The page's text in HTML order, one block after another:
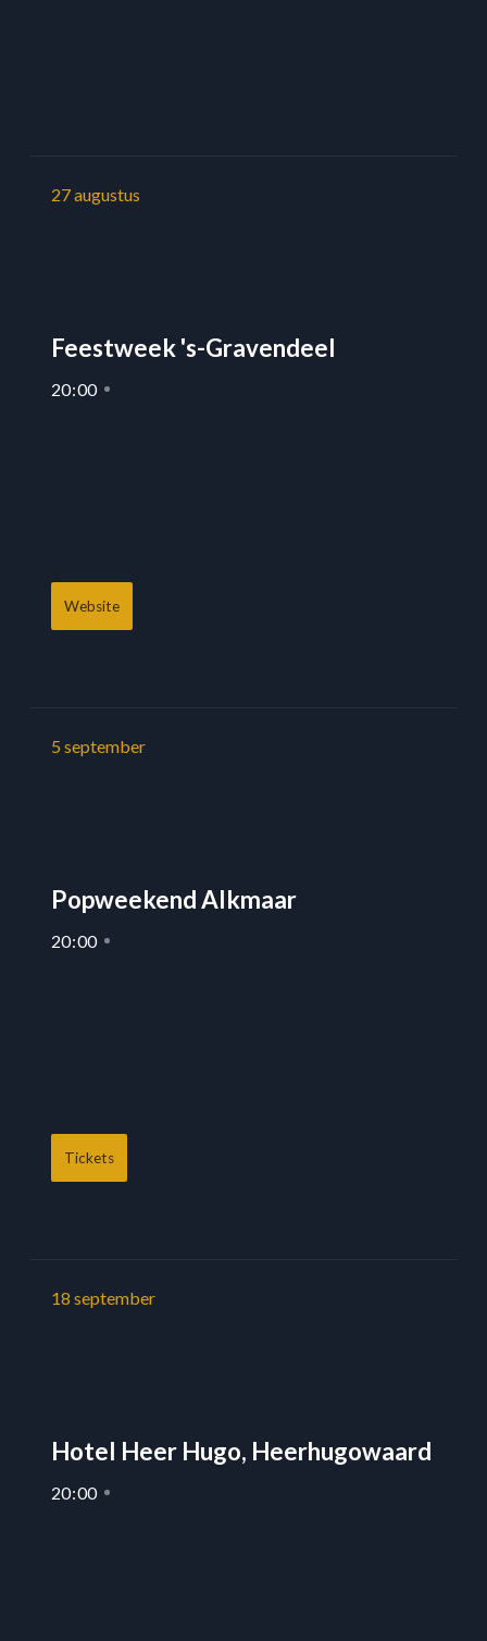
27augustus
Feestweek 's-Gravendeel
20:00
Website
5 september
Popweekend Alkmaar
20:00
Tickets
18 september
Hotel Heer Hugo, Heerhugowaard
20:00